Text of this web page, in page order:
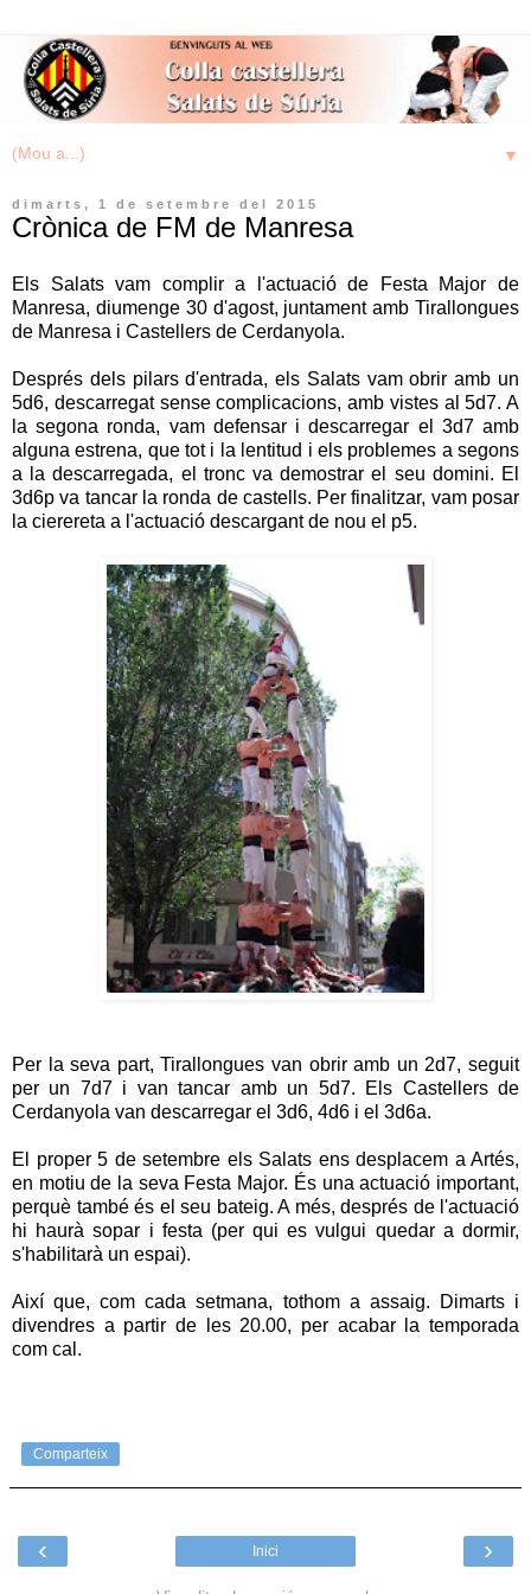
▼
dimarts, 1 de setembre del 2015
Crònica de FM de Manresa
Els Salats vam complir a l'actuació de Festa Major de
Manresa, diumenge 30 d'agost, juntament amb Tirallongues
de Manresa i Castellers de Cerdanyola.
Després dels pilars d'entrada, els Salats vam obrir amb un
5d6, descarregat sense complicacions, amb vistes al 5d7. A
la segona ronda, vam defensar i descarregar el 3d7 amb
alguna estrena, que tot i la lentitud i els problemes a segons
a la descarregada, el tronc va demostrar el seu domini. El
3d6p va tancar la ronda de castells. Per finalitzar, vam posar
la cierereta a l'actuació descargant de nou el p5.
Per la seva part, Tirallongues van obrir amb un 2d7, seguit
per un 7d7 i van tancar amb un 5d7. Els Castellers de
Cerdanyola van descarregar el 3d6, 4d6 i el 3d6a.
El proper 5 de setembre els Salats ens desplacem a Artés,
en motiu de la seva Festa Major. És una actuació important,
perquè també és el seu bateig. A més, després de l'actuació
hi haurà sopar i festa (per qui es vulgui quedar a dormir,
s'habilitarà un espai).
Així que, com cada setmana, tothom a assaig. Dimarts i
divendres a partir de les 20.00, per acabar la temporada
com cal.
Comparteix
‹ ›
Inici